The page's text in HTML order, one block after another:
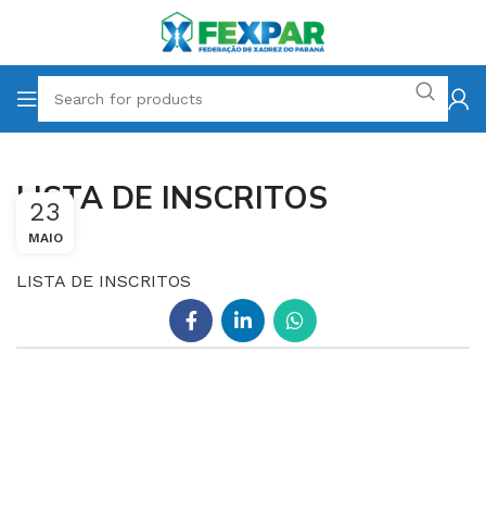
LISTA DE INSCRITOS
23
MAIO
LISTA DE INSCRITOS